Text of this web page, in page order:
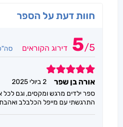
חוות דעת על הספר
5/5 דירוג הקוראים סה"כ 2 חוות
5
אורה בן שפר
2 ביולי 2025
ספר ילדים מרגש ומקסים, וגם לכל
התרגשתי עם מייפל הכלבלב